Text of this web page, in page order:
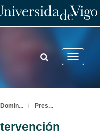
Toggle
TOGGLE
SEARCH
... Pres...